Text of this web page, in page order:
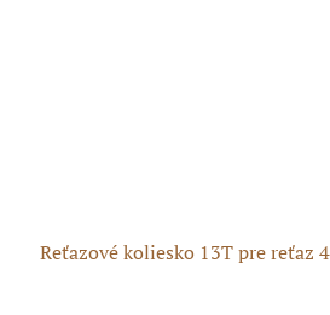
Reťazové koliesko 13T pre reťaz